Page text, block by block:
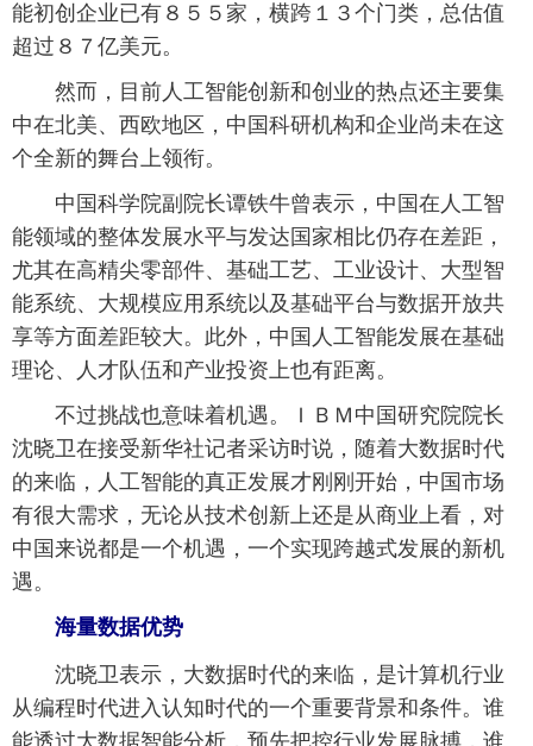
能初创企业已有８５５家，横跨１３个门类，总估值
超过８７亿美元。
然而，目前人工智能创新和创业的热点还主要集
中在北美、西欧地区，中国科研机构和企业尚未在这
个全新的舞台上领衔。
中国科学院副院长谭铁牛曾表示，中国在人工智
能领域的整体发展水平与发达国家相比仍存在差距，
尤其在高精尖零部件、基础工艺、工业设计、大型智
能系统、大规模应用系统以及基础平台与数据开放共
享等方面差距较大。此外，中国人工智能发展在基础
理论、人才队伍和产业投资上也有距离。
不过挑战也意味着机遇。ＩＢＭ中国研究院院长
沈晓卫在接受新华社记者采访时说，随着大数据时代
的来临，人工智能的真正发展才刚刚开始，中国市场
有很大需求，无论从技术创新上还是从商业上看，对
中国来说都是一个机遇，一个实现跨越式发展的新机
遇。
海量数据优势
沈晓卫表示，大数据时代的来临，是计算机行业
从编程时代进入认知时代的一个重要背景和条件。谁